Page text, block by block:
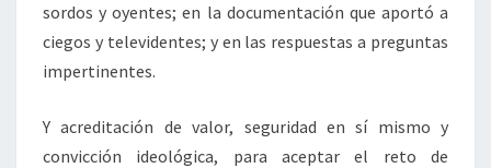
sordos y oyentes; en la documentación que aportó a
ciegos y televidentes; y en las respuestas a preguntas
impertinentes.
Y acreditación de valor, seguridad en sí mismo y
convicción ideológica, para aceptar el reto de